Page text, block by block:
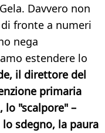
Davvero non
fronte a numeri
nega
estendere lo
il direttore del
primaria
lo "scalpore" –
sdegno, la paura